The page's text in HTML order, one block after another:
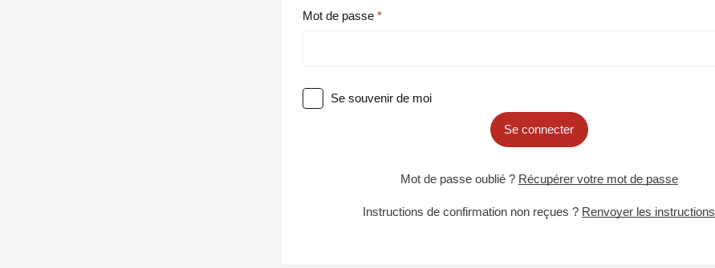
Mot de passe
Se souvenir de moi
Se connecter
Mot de passe oublié ? Récupérer votre mot de passe
Instructions de confirmation non reçues ? Renvoyer les instructions